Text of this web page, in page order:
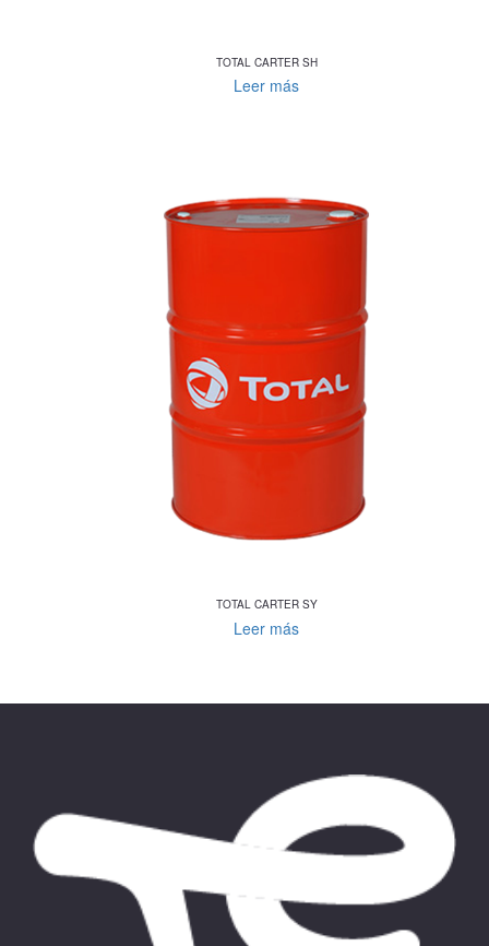
TOTAL CARTER SH
Leer más
TOTAL CARTER SY
Leer más